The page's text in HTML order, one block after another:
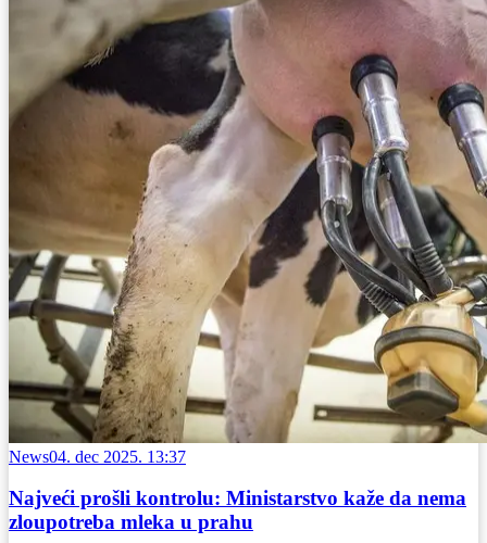
News04. dec 2025. 13:37
Najveći prošli kontrolu: Ministarstvo kaže da nema
zloupotreba mleka u prahu